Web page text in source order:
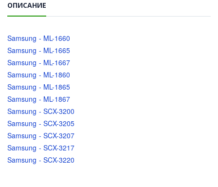
ОПИСАНИЕ
Samsung - ML-1660
Samsung - ML-1665
Samsung - ML-1667
Samsung - ML-1860
Samsung - ML-1865
Samsung - ML-1867
Samsung - SCX-3200
Samsung - SCX-3205
Samsung - SCX-3207
Samsung - SCX-3217
Samsung - SCX-3220